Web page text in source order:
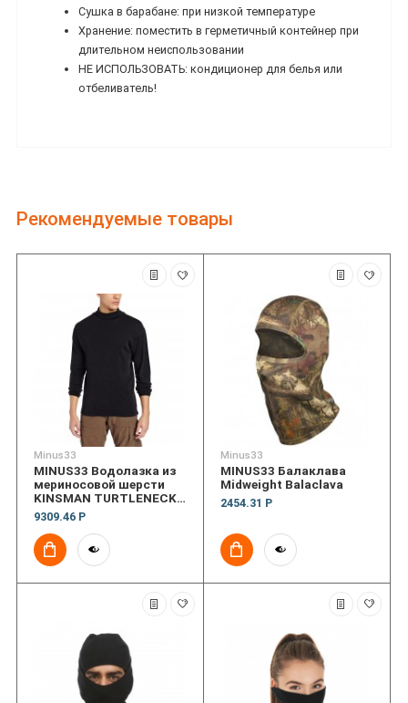
Сушка в барабане: при низкой температуре
Хранение: поместить в герметичный контейнер при
длительном неиспользовании
НЕ ИСПОЛЬЗОВАТЬ: кондиционер для белья или
отбеливатель!
Рекомендуемые товары
Minus33
MINUS33 Водолазка из
мериносовой шерсти
KINSMAN TURTLENECK
L/S MEN'S MIDWEIGHT
235 G/M2
9309.46 Р
Minus33
MINUS33 Балаклава
Midweight Balaclava
2454.31 Р